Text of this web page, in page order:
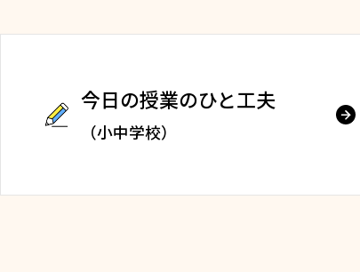
今日の授業のひと工夫
（小中学校）